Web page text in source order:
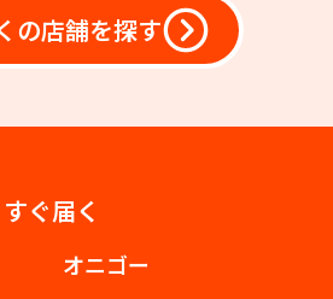
の店舗を探す
ぐ届く
オニゴー